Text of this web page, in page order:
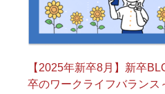
【2025年新卒8月】新卒
卒のワークライフバランス